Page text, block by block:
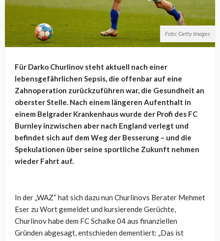
Foto: Getty Images
Für Darko Churlinov steht aktuell nach einer
lebensgefährlichen Sepsis, die offenbar auf eine
Zahnoperation zurückzuführen war, die Gesundheit an
oberster Stelle. Nach einem längeren Aufenthalt in
einem Belgrader Krankenhaus wurde der Profi des FC
Burnley inzwischen aber nach England verlegt und
befindet sich auf dem Weg der Besserung – und die
Spekulationen über seine sportliche Zukunft nehmen
wieder Fahrt auf.
In der „WAZ“ hat sich dazu nun Churlinovs Berater Mehmet
Eser zu Wort gemeldet und kursierende Gerüchte,
Churlinov habe dem FC Schalke 04 aus finanziellen
Gründen abgesagt, entschieden dementiert: „Das ist